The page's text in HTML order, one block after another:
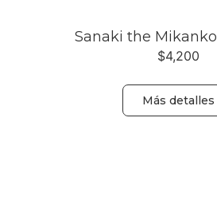
Sanaki the
$4,200
Más detalles